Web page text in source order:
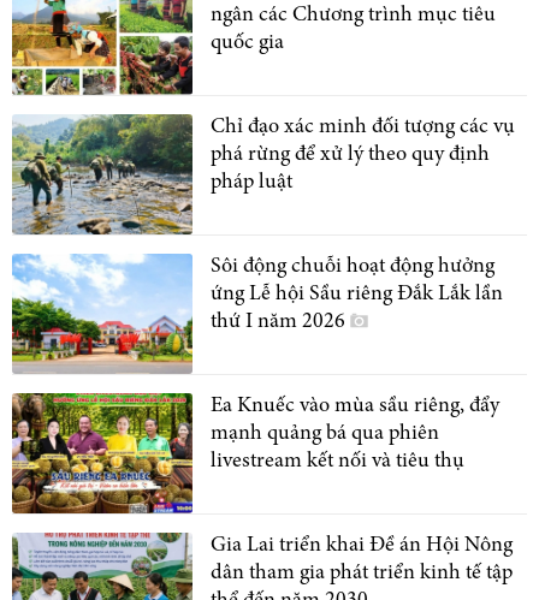
ngân các Chương trình mục tiêu
quốc gia
Chỉ đạo xác minh đối tượng các vụ
phá rừng để xử lý theo quy định
pháp luật
Sôi động chuỗi hoạt động hưởng
ứng Lễ hội Sầu riêng Đắk Lắk lần
thứ I năm 2026
Ea Knuếc vào mùa sầu riêng, đẩy
mạnh quảng bá qua phiên
livestream kết nối và tiêu thụ
Gia Lai triển khai Đề án Hội Nông
dân tham gia phát triển kinh tế tập